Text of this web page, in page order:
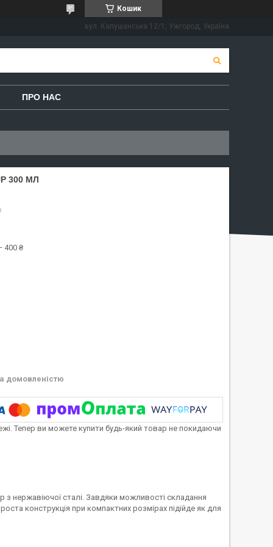
Кошик
вул. Капушанська 12/1, Ужгород, Україна
ПРО НАС
300 МЛ
400 ₴
домовленістю
Тепер ви можете купити будь-який товар не покидаючи
з нержавіючої сталі. Завдяки можливості складання
конструкція при компактних розмірах підійде як для